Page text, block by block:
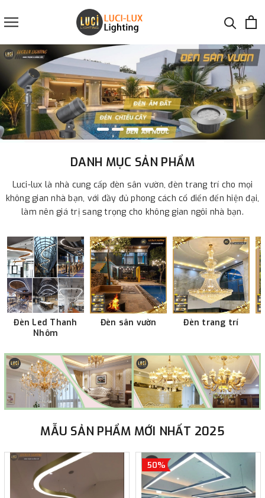
DANH MỤC SẢN PHẨM
Luci-lux là nhà cung cấp đèn sân vườn, đèn trang trí cho mọi
không gian nhà bạn, với đầy đủ phong cách cổ điển đến hiện đại,
làm nên giá trị sang trọng cho không gian ngôi nhà bạn.
Đèn Led Thanh
Nhôm
Đèn sân vườn Đèn trang trí
MẪU SẢN PHẨM MỚI NHẤT 2025
50%